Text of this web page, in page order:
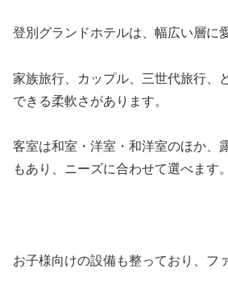
登別グランドホテルは、幅広い層に
家族旅行、カップル、三世代旅行、
できる柔軟さがあります。
客室は和室・洋室・和洋室のほか、
もあり、ニーズに合わせて選べます。
お子様向けの設備も整っており、フ